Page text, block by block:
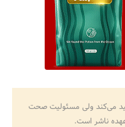
می‌کند ولی مسئولیت صحت
ناشر است.